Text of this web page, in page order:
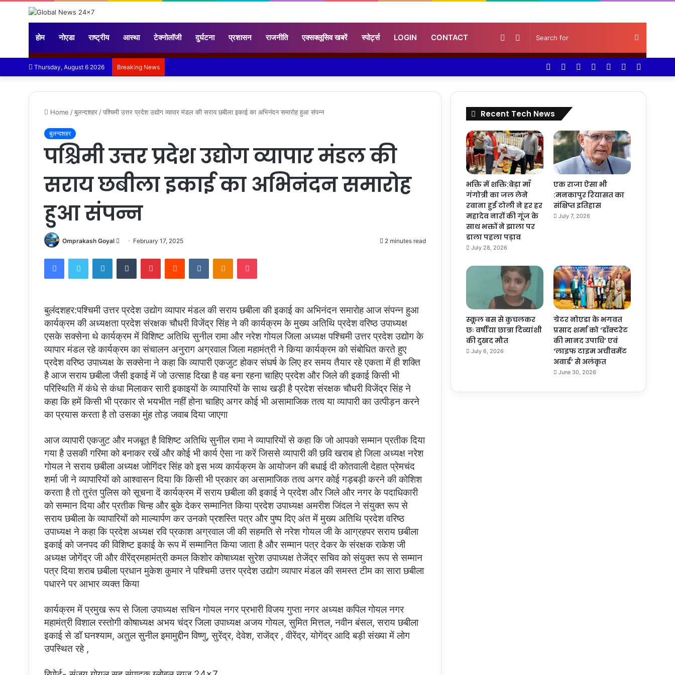
होम नोएडा राष्ट्रीय आस्था टेक्नोलॉजी दुर्घटना प्रशासन राजनीति एक्सक्लूसिव खबरें स्पोर्ट्स LOGIN CONTACT Search
for
Sidebar
Random
Thursday, August 6 2026 Breaking News
Random
Log
Instagram
YouTube
Twitter
Facebook
Home /बुलन्दशहर /पश्चिमी उत्तर प्रदेश उद्योग व्यापार मंडल की सराय छबीला इकाई का अभिनंदन समारोह हुआ संपन्न
बुलन्दशहर
पश्चिमी उत्तर प्रदेश उद्योग व्यापार मंडल की
सराय छबीला इकाई का अभिनंदन समारोह
हुआ संपन्न
Omprakash Goyal
Send
email
February 17, 2025 2 minutes read
FacebookTwitter LinkedInTumblr PinterestReddit VKontakteOdnoklassniki
Pocket
बुलंदशहर:पश्चिमी उत्तर प्रदेश उद्योग व्यापार मंडल की सराय छबीला की इकाई का अभिनंदन समारोह आज संपन्न हुआ
कार्यक्रम की अध्यक्षता प्रदेश संरक्षक चौधरी विजेंद्र सिंह ने की कार्यक्रम के मुख्य अतिथि प्रदेश वरिष्ठ उपाध्यक्ष
एसके सक्सेना थे कार्यक्रम में विशिष्ट अतिथि सुनील रामा और नरेश गोयल जिला अध्यक्ष पश्चिमी उत्तर प्रदेश उद्योग के
व्यापार मंडल रहे कार्यक्रम का संचालन अनुराग अग्रवाल जिला महामंत्री ने किया कार्यक्रम को संबोधित करते हुए
प्रदेश वरिष्ठ उपाध्यक्ष के सक्सेना ने कहा कि व्यापारी एकजुट होकर संघर्ष के लिए हर समय तैयार रहे एकता में ही शक्ति
है आज सराय छबीला जैसी इकाई में जो उत्साह दिखा है वह बना रहना चाहिए प्रदेश और जिले की इकाई किसी भी
परिस्थिति में कंधे से कंधा मिलाकर सारी इकाइयों के व्यापारियों के साथ खड़ी है प्रदेश संरक्षक चौधरी विजेंद्र सिंह ने
कहा कि हमें किसी भी प्रकार से भयभीत नहीं होना चाहिए अगर कोई भी असामाजिक तत्व या व्यापारी का उत्पीड़न करने
का प्रयास करता है तो उसका मुंह तोड़ जवाब दिया जाएगा
आज व्यापारी एकजुट और मजबूत है विशिष्ट अतिथि सुनील रामा ने व्यापारियों से कहा कि जो आपको सम्मान प्रतीक दिया
गया है उसकी गरिमा को बनाकर रखें और कोई भी कार्य ऐसा ना करें जिससे व्यापारी की छवि खराब हो जिला अध्यक्ष नरेश
गोयल ने सराय छबीला अध्यक्ष जोगिंदर सिंह को इस भव्य कार्यक्रम के आयोजन की बधाई दी कोतवाली देहात प्रेमचंद
शर्मा जी ने व्यापारियों को आश्वासन दिया कि किसी भी प्रकार का असामाजिक तत्व अगर कोई गड़बड़ी करने की कोशिश
करता है तो तुरंत पुलिस को सूचना दें कार्यक्रम में सराय छबीला की इकाई ने प्रदेश और जिले और नगर के पदाधिकारी
को सम्मान दिया और प्रतीक चिन्ह और बुके देकर सम्मानित किया प्रदेश उपाध्यक्ष अमरीश जिंदल ने संयुक्त रूप से
सराय छबीला के व्यापारियों को माल्यार्पण कर उनको प्रशस्ति पत्र और पुष्प दिए अंत में मुख्य अतिथि प्रदेश वरिष्ठ
उपाध्यक्ष ने कहा कि प्रदेश अध्यक्ष रवि प्रकाश अग्रवाल जी की सहमति से नरेश गोयल जी के आग्रहपर सराय छबीला
इकाई को जनपद की विशिष्ट इकाई के रूप में सम्मानित किया जाता है और सम्मान पत्र देकर के संरक्षक राकेश जी
अध्यक्ष जोगेंद्र जी और वीरेंद्रमहामंत्री कमल किशोर कोषाध्यक्ष सुरेश उपाध्यक्ष तेजेंद्र सचिव को संयुक्त रूप से सम्मान
पत्र दिया शराब छबीला प्रधान मुकेश कुमार ने पश्चिमी उत्तर प्रदेश उद्योग व्यापार मंडल की समस्त टीम का सारा छबीला
पधारने पर आभार व्यक्त किया
कार्यक्रम में प्रमुख रूप से जिला उपाध्यक्ष सचिन गोयल नगर प्रभारी विजय गुप्ता नगर अध्यक्ष कपिल गोयल नगर
महामंत्री विशाल रस्तोगी कोषाध्यक्ष अभय चंद्र जिला उपाध्यक्ष अजय गोयल, सुमित मित्तल, नवीन बंसल, सराय छबीला
इकाई से डॉ घनश्याम, अतुल सुनील इमामुद्दीन विष्णु, सुरेंद्र, देवेश, राजेंद्र , वीरेंद्र, योगेंद्र आदि बड़ी संख्या में लोग
उपस्थित रहे ,
Recent Tech News
भक्ति में शक्ति:बेड़ा माँ
गंगोत्री का जल लेने
रवाना हुई टोली ने हर हर
महादेव नारों की गूंज के
साथ भक्तों ने झाला पर
डाला पहला पड़ाव
July 28, 2026
एक राजा ऐसा भी
:मनकापुर रियासत का
संक्षिप्त इतिहास
July 7, 2026
स्कूल बस से कुचलकर
छः वर्षीया छात्रा दिव्यांशी
की दुखद मौत
July 6, 2026
ग्रेटर नोएडा के भगवत
प्रसाद शर्मा को ‘डॉक्टरेट
की मानद उपाधि’ एवं
‘लाइफ टाइम अचीवमेंट
अवार्ड’ से अलंकृत
June 30, 2026